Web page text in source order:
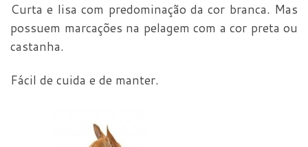
Curta e lisa com predominação da cor branca. Mas
possuem marcações na pelagem com a cor preta ou
castanha.
Fácil de cuida e de manter.